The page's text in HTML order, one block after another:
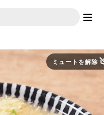
ミュートを解除